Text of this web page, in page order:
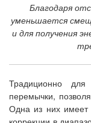
Благодаря
уменьшается
и для получения
Традиционно
перемычки,
Одна из них имеет